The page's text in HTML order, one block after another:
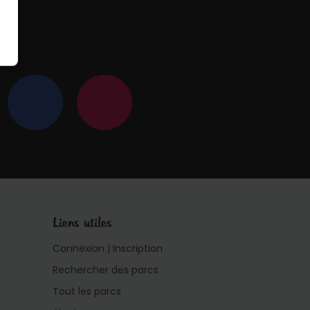
Liens utiles
Connexion | Inscription
Rechercher des parcs
Tout les parcs